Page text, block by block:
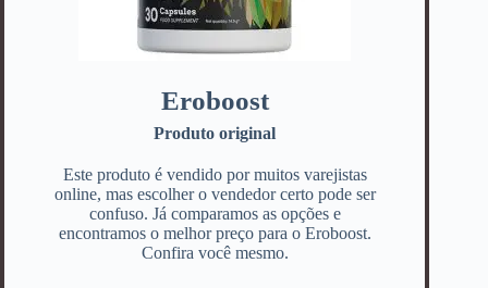
Eroboost
Produto original
Este produto é vendido por muitos varejistas
online, mas escolher o vendedor certo pode ser
confuso. Já comparamos as opções e
encontramos o melhor preço para o Eroboost.
Confira você mesmo.